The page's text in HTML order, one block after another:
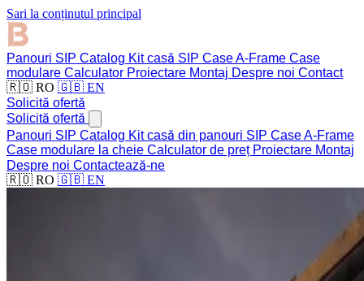
Sari la conținutul principal
Panouri SIP Catalog Kit casă SIP Case A-Frame Case
modulare Calculator Proiectare Montaj Despre noi Contact
🇷🇴 RO 🇬🇧 EN
Solicită ofertă
Solicită ofertă
Panouri SIP Catalog Kit casă din panouri SIP Case A-Frame
Case modulare la cheie Calculator de preț Proiectare Montaj
Despre noi Contactează-ne
🇷🇴 RO 🇬🇧 EN